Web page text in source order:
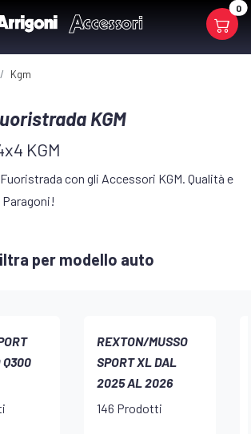
0
Kgm
KGM
KGM
con gli Accessori KGM. Qualità e
per modello auto
Q300
REXTON/MUSSO
SPORT XL DAL
2025 AL 2026
146 Prodotti